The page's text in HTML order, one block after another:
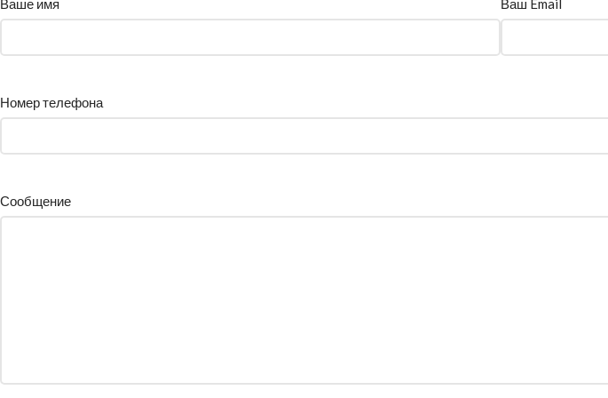
Ваше имя Ваш Email
Номер телефона
Сообщение